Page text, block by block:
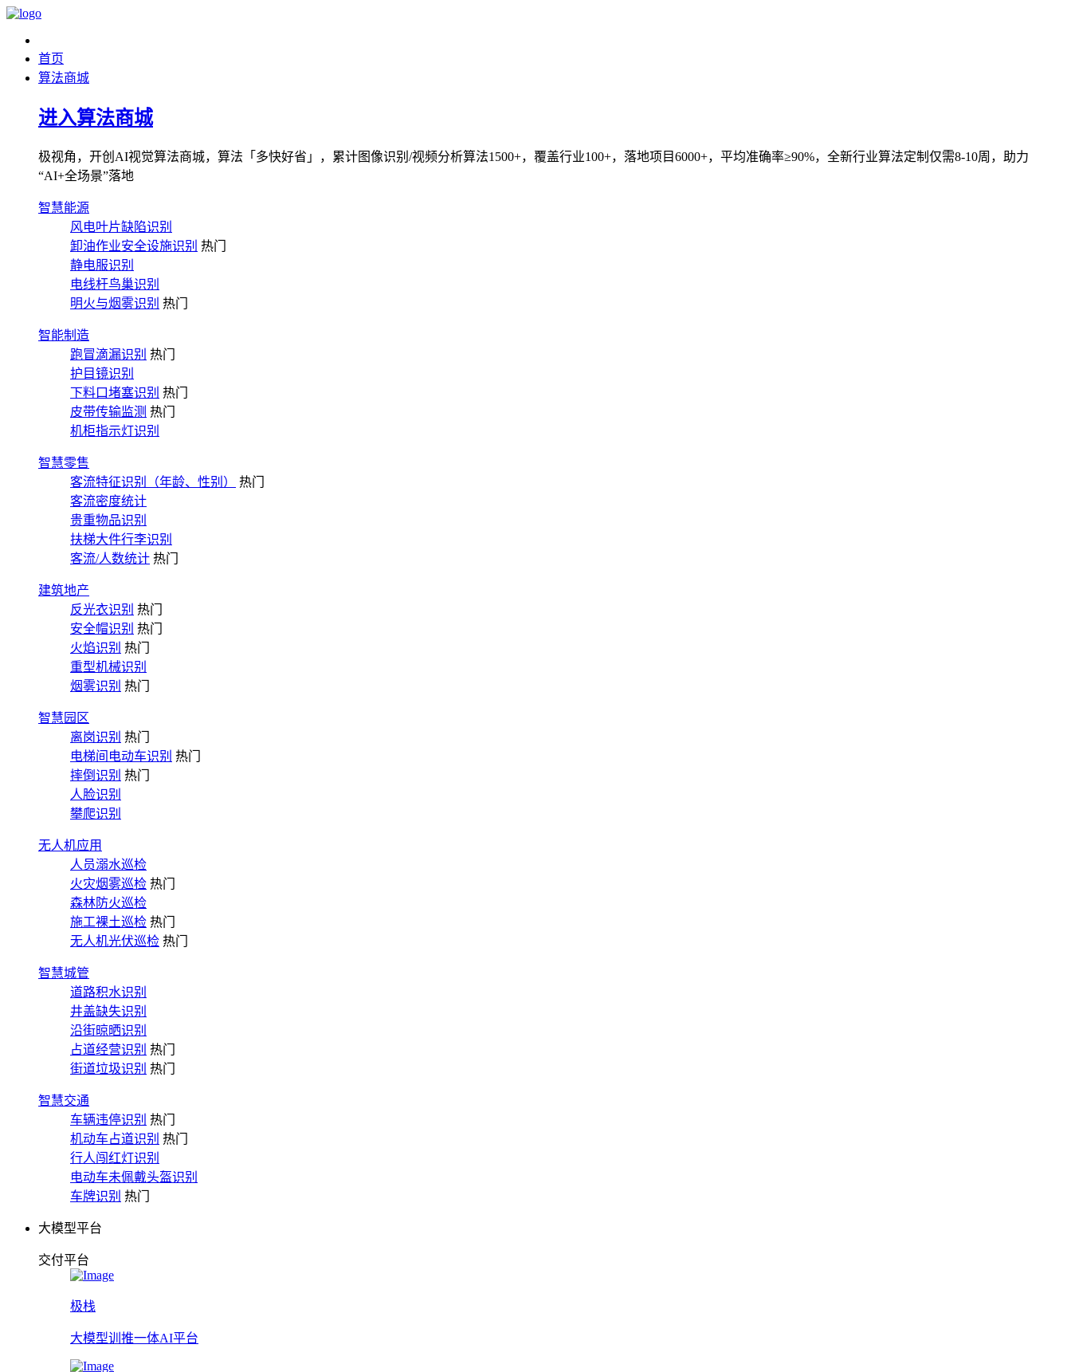
首页
算法商城
进入算法商城
极视角，开创AI视觉算法商城，算法「多快好省」，累计图像识别/视频分析算法1500+，覆盖行业100+，落地项目6000+，平均准确率≥90%，全新行业算法定制仅需8-10周，助力
“AI+全场景”落地
智慧能源
风电叶片缺陷识别
卸油作业安全设施识别 热门
静电服识别
电线杆鸟巢识别
明火与烟雾识别 热门
智能制造
跑冒滴漏识别 热门
护目镜识别
下料口堵塞识别 热门
皮带传输监测 热门
机柜指示灯识别
智慧零售
客流特征识别（年龄、性别）
热门
客流密度统计
贵重物品识别
扶梯大件行李识别
客流/人数统计 热门
建筑地产
反光衣识别 热门
安全帽识别 热门
火焰识别 热门
重型机械识别
烟雾识别 热门
智慧园区
离岗识别 热门
电梯间电动车识别 热门
摔倒识别 热门
人脸识别
攀爬识别
无人机应用
人员溺水巡检
火灾烟雾巡检 热门
森林防火巡检
施工裸土巡检 热门
无人机光伏巡检 热门
智慧城管
道路积水识别
井盖缺失识别
沿街晾晒识别
占道经营识别 热门
街道垃圾识别 热门
智慧交通
车辆违停识别 热门
机动车占道识别 热门
行人闯红灯识别
电动车未佩戴头盔识别
车牌识别 热门
大模型平台
交付平台
极栈
大模型训推一体AI平台